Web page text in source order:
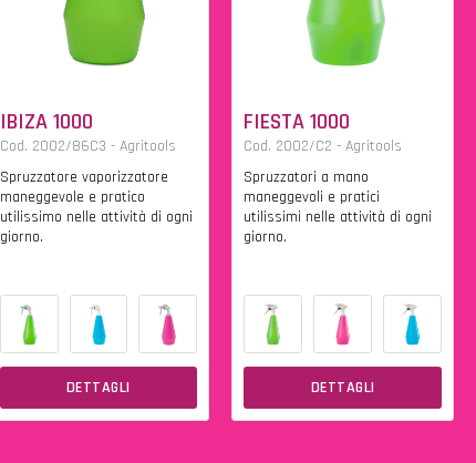
IBIZA 1000
Cod. 2002/86C3 - Agritools
Spruzzatore vaporizzatore
maneggevole e pratico
utilissimo nelle attività di ogni
giorno.
DETTAGLI
FIESTA 1000
Cod. 2002/C2 - Agritools
Spruzzatori a mano
maneggevoli e pratici
utilissimi nelle attività di ogni
giorno.
DETTAGLI